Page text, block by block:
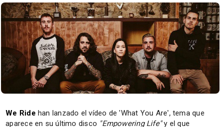
We Ride han lanzado el vídeo de 'What You Are', tema que
aparece en su último disco "Empowering Life"y el que